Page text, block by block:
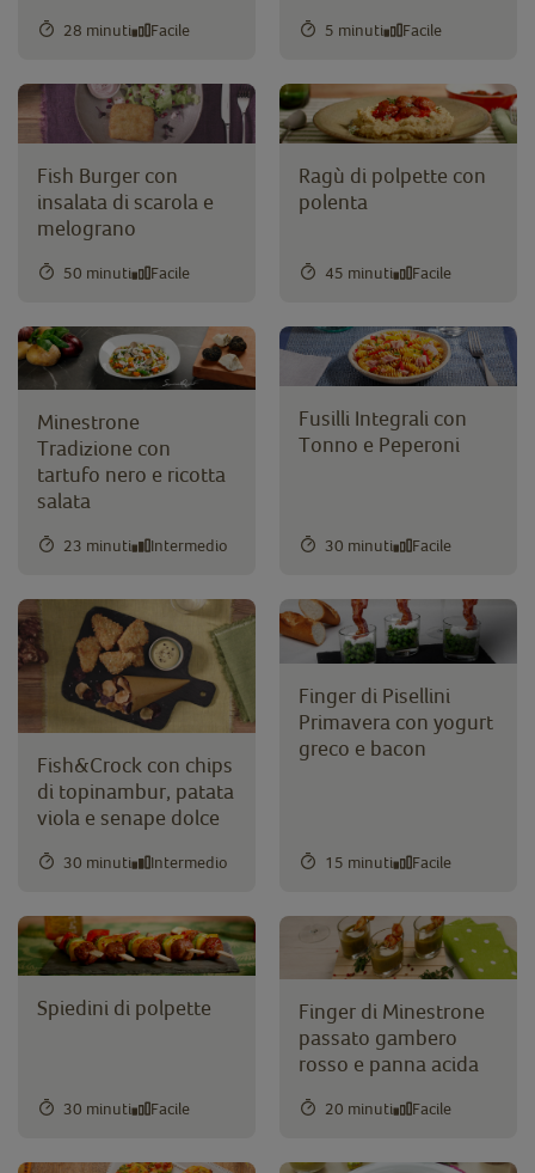
28 minuti Facile 5 minuti Facile
Fish Burger con
insalata di scarola e
melograno
50 minuti Facile
Ragù di polpette con
polenta
45 minuti Facile
Minestrone
Tradizione con
tartufo nero e ricotta
salata
23 minuti Intermedio
Fusilli Integrali con
Tonno e Peperoni
30 minuti Facile
Fish&Crock con chips
di topinambur, patata
viola e senape dolce
30 minuti Intermedio
Finger di Pisellini
Primavera con yogurt
greco e bacon
15 minuti Facile
Spiedini di polpette
30 minuti Facile
Finger di Minestrone
passato gambero
rosso e panna acida
20 minuti Facile